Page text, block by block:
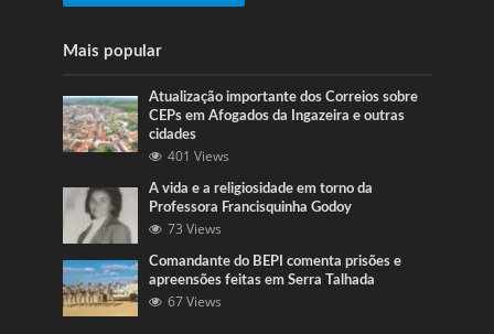
Mais popular
Atualização importante dos Correios sobre
CEPs em Afogados da Ingazeira e outras
cidades
401 Views
A vida e a religiosidade em torno da
Professora Francisquinha Godoy
73 Views
Comandante do BEPI comenta prisões e
apreensões feitas em Serra Talhada
67 Views